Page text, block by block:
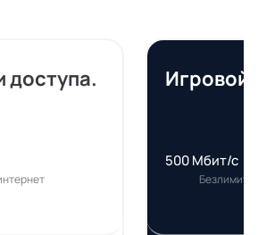
доступа.
Игровой
500 Мбит/с